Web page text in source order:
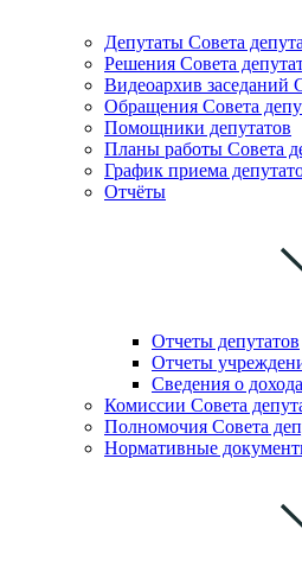
Депутаты Совета
Решения Совета
Видеоархив заседаний
Обращения Совета
Помощники депутатов
Планы работы Совета
График приема
Отчёты
Отчеты депутатов
Отчеты
Сведения о
Комиссии Cовета
Полномочия Совета
Нормативные